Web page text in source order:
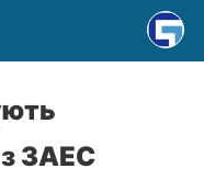
з ЗАЕС